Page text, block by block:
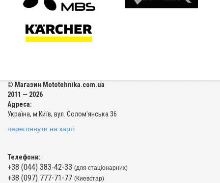
© Магазин Mototehnika.com.ua
2011 — 2026
Адреса:
Україна, м.Київ, вул. Солом'янська 36
переглянути на карті
Телефони:
+38 (044) 383-42-33 (для стаціонарних)
+38 (097) 777-71-77 (Киевстар)